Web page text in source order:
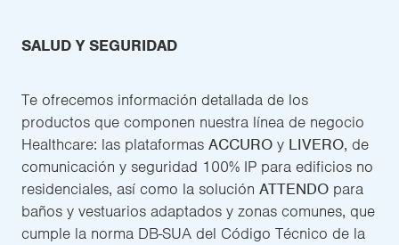
SALUD Y SEGURIDAD
Te ofrecemos información detallada de los
productos que componen nuestra línea de negocio
Healthcare: las plataformas ACCURO y LIVERO, de
comunicación y seguridad 100% IP para edificios no
residenciales, así como la solución ATTENDO para
baños y vestuarios adaptados y zonas comunes, que
cumple la norma DB-SUA del Código Técnico de la